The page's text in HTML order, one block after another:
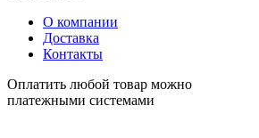
О компании
Доставка
Контакты
Оплатить любой товар можно
платежными системами